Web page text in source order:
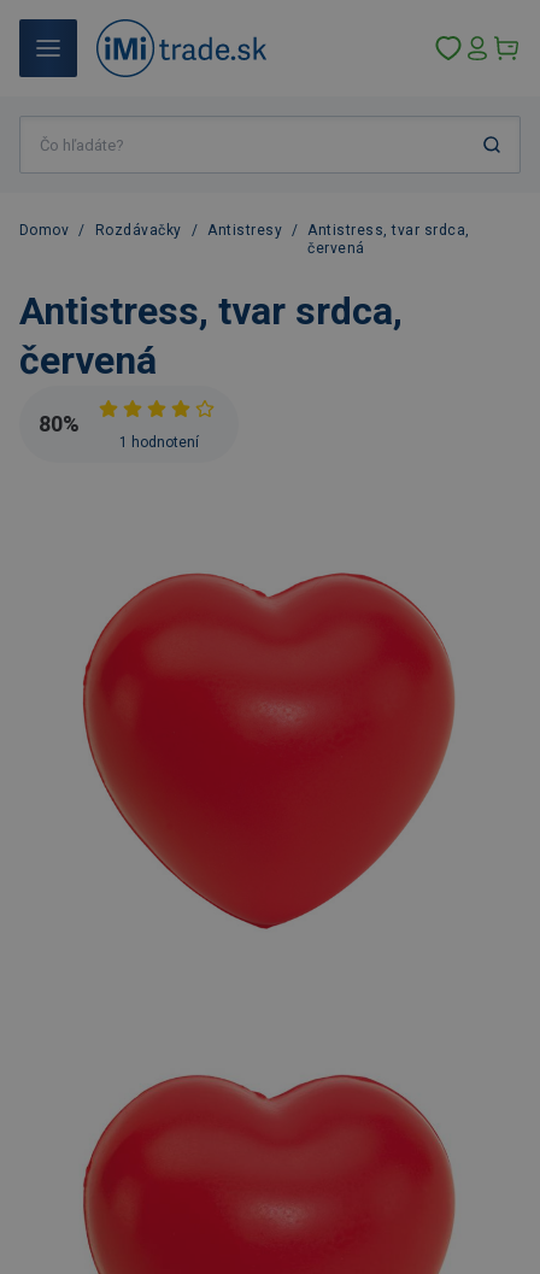
Domov / Rozdávačky / Antistresy /
Antistress, tvar srdca,
červená
Antistress, tvar srdca,
červená
80%
1 hodnotení